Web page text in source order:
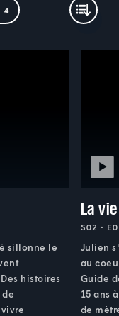
4
sillonne le
histoires
La
S02 •
Julien
au
Guide
15 ans
de